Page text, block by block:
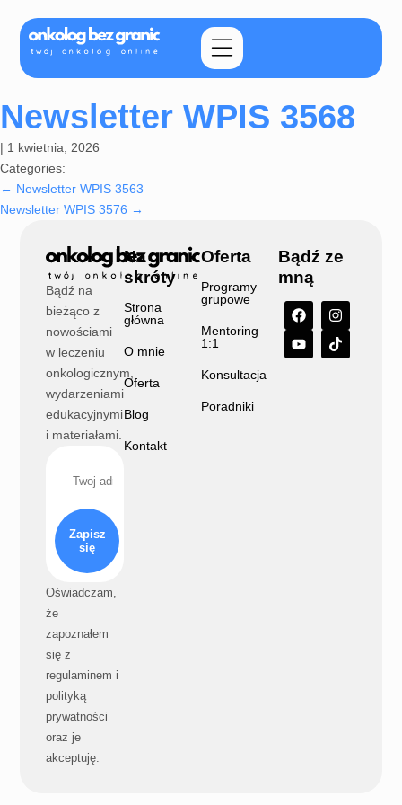
Newsletter WPIS 3568
| 1 kwietnia, 2026
Categories:
← Newsletter WPIS 3563
Newsletter WPIS 3576 →
Bądź na
bieżąco z
nowościami
w leczeniu
onkologicznym,
wydarzeniami
edukacyjnymi
i materiałami.
Zapisz
się
Oświadczam,
że
zapoznałem
się z
regulaminem i
polityką
prywatności
oraz je
akceptuję.
Na
skróty
Strona
główna
O mnie
Oferta
Blog
Kontakt
Oferta
Programy
grupowe
Mentoring
1:1
Konsultacja
Poradniki
Bądź ze
mną